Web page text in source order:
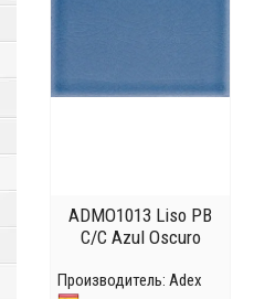
ADMO1013 Liso PB
C/C Azul Oscuro
Производитель: Adex